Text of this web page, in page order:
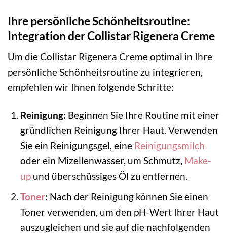
Ihre persönliche Schönheitsroutine:
Integration der Collistar Rigenera Creme
Um die Collistar Rigenera Creme optimal in Ihre
persönliche Schönheitsroutine zu integrieren,
empfehlen wir Ihnen folgende Schritte:
Reinigung: Beginnen Sie Ihre Routine mit einer
gründlichen Reinigung Ihrer Haut. Verwenden
Sie ein Reinigungsgel, eine Reinigungsmilch
oder ein Mizellenwasser, um Schmutz, Make-
upund überschüssiges Öl zu entfernen.
Toner: Nach der Reinigung können Sie einen
Toner verwenden, um den pH-Wert Ihrer Haut
auszugleichen und sie auf die nachfolgenden